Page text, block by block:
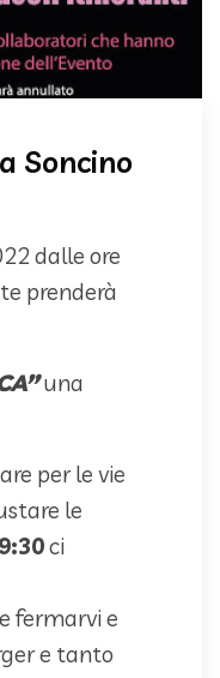
Soncino
dalle ore
prenderà
una
per le vie
le
ci
fermarvi e
e tanto